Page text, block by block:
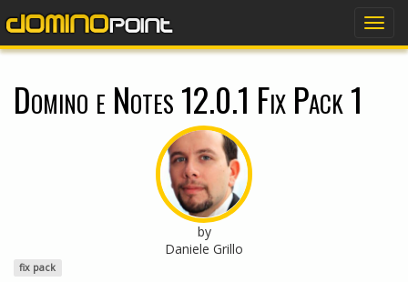
Domino e Notes 12.0.1 Fix Pack 1
by
Daniele Grillo
fix pack